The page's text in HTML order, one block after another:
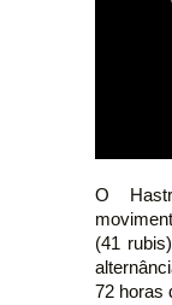
O
(41
72 horas